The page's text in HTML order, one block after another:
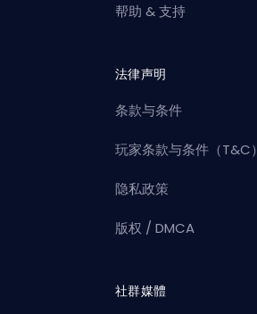
帮助 & 支持
法律声明
条款与条件
玩家条款与条件（T&C）
隐私政策
版权 / DMCA
社群媒體